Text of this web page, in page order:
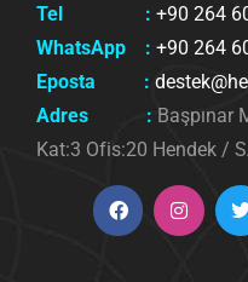
Tel : +90 264
WhatsApp : +90 264
Eposta :
Adres : Başpınar
Kat:3 Ofis:20 Hendek /